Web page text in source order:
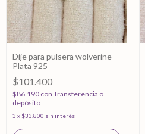
Dije para pulsera wolverine -
Plata 925
$101.400
$86.190 con Transferencia o
depósito
3 x $33.800 sin interés